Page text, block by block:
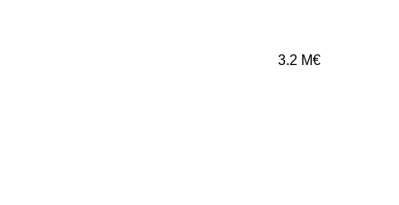
3.2 M€